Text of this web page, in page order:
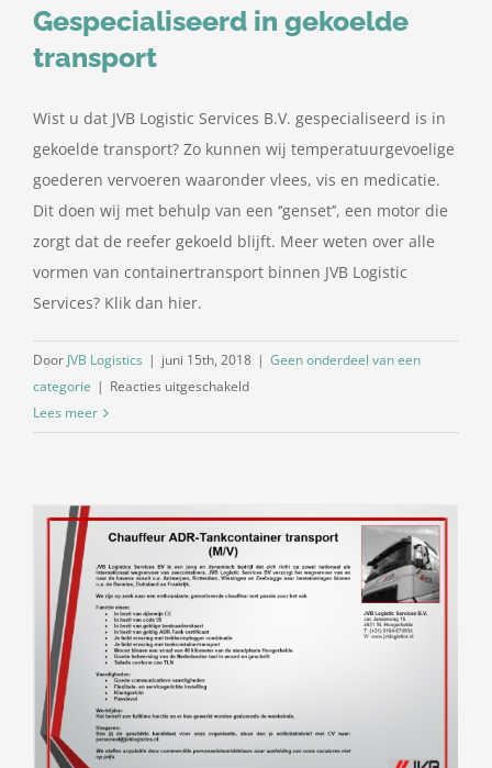
Gespecialiseerd in gekoelde
transport
Wist u dat JVB Logistic Services B.V. gespecialiseerd is in
gekoelde transport? Zo kunnen wij temperatuurgevoelige
goederen vervoeren waaronder vlees, vis en medicatie.
Dit doen wij met behulp van een ‘‘genset’’, een motor die
zorgt dat de reefer gekoeld blijft. Meer weten over alle
vormen van containertransport binnen JVB Logistic
Services? Klik dan hier.
Door JVB Logistics | juni 15th, 2018 | Geen onderdeel van een
categorie | Reacties uitgeschakeldvoor
Lees meer